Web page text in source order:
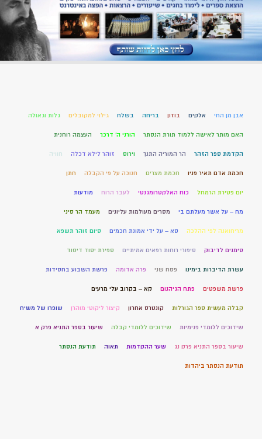
אבן מן החי אלקים בוזון בריחה בשלח גילוי למקובלים גלות וגאולה
האם מותר לאישה ללמוד תורת הנסתר הורני ה' דרכך העצמה רוחנית
הקדמת ספר הזהר הר המוריה התנך וירוס זוהר לילא דכלה חוויה
חכמת אדם תאיר פניו חכמת מצרים חנוכה על פי הקבלה חתן
יום פטירת הרמחל כוח האלקטרומגנטי לעבר הרוח מודעות
מח – על אשר מעלתם בי מסרים מעולמות עליונים מעמד הר סיני
מריחואנה לפי ההלכה סא – על ידי אמונת חכמים סיום זוהר תשפא
סימנים לדיבוק סיפורי רוחות רפאים אמיתיים ספירת יסוד דיסוד
עשרת הדיברות בימינו פסח שני פרה אדומה פרשת השבוע בחסידות
פרשת משפטים פתח הגיהנום קא – בקרוב עלי מרעים
קבלה מעשית ספר הגורלות קונטרס אחרון קיצור ליקוטי מוהרן שופרו של משיח
שידוכים ללומדי פנימיות שידוכים ללומדי קבלה שיעור בספר התניא פרק א
שיעור בספר התניא פרק נג שער ההקדמות תאוה תודעת הנסתר
תודעת הנסתר ביהדות